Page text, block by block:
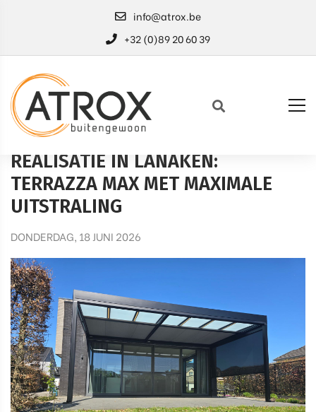
info@atrox.be
+32 (0)89 20 60 39
HOME NIEUWS REALISATIES
REALISATIE IN LANAKEN:
TERRAZZA MAX MET MAXIMALE
UITSTRALING
DONDERDAG, 18 JUNI 2026